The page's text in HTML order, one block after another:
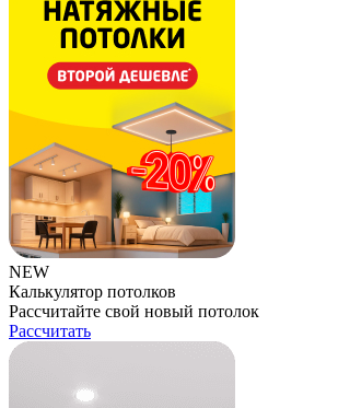
NEW
Калькулятор потолков
Рассчитайте свой новый потолок
Рассчитать